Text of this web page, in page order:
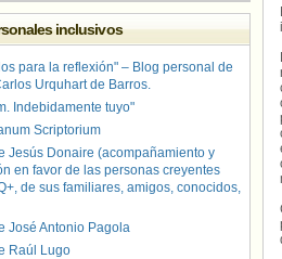
inclusivos
para la reflexión" – Blog personal de
Urquhart de Barros.
Indebidamente tuyo"
Scriptorium
Jesús Donaire (acompañamiento y
en favor de las personas creyentes
de sus familiares, amigos, conocidos,
José Antonio Pagola
Raúl Lugo